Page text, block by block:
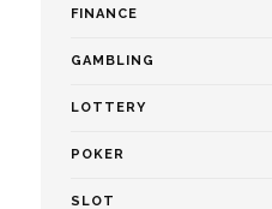
FINANCE
GAMBLING
LOTTERY
POKER
SLOT